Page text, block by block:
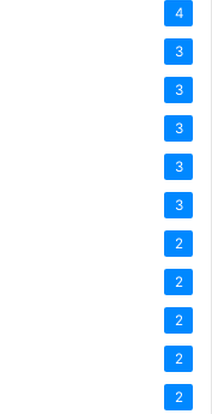
4
3
3
3
3
3
2
2
2
2
2